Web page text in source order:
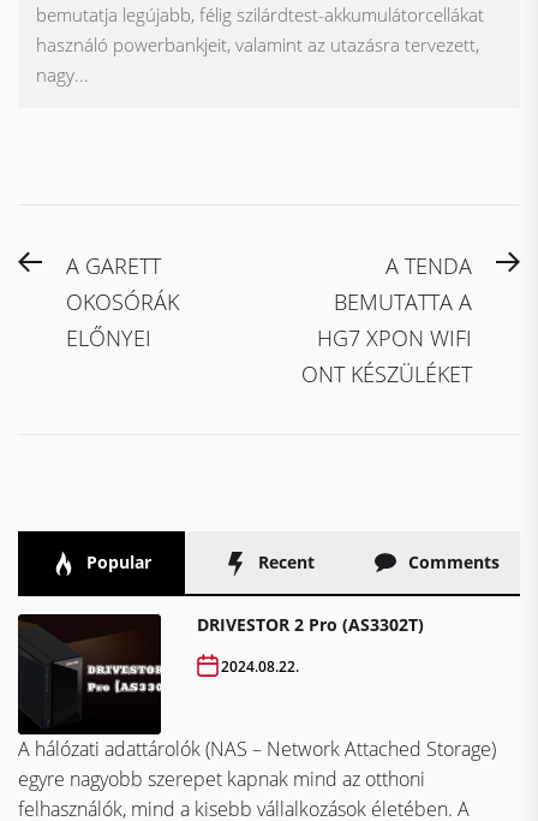
bemutatja legújabb, félig szilárdtest-akkumulátorcellákat
használó powerbankjeit, valamint az utazásra tervezett,
nagy...
Bejegyzés
navigáció
PreviousA GARETT
OKOSÓRÁK
ELŐNYEI
A TENDA
BEMUTATTA A
HG7 XPON WIFI
ONT KÉSZÜLÉKET
Popular Recent Comments
DRIVESTOR 2 Pro (AS3302T)
2024.08.22.
A hálózati adattárolók (NAS – Network Attached Storage)
egyre nagyobb szerepet kapnak mind az otthoni
felhasználók, mind a kisebb vállalkozások életében. A